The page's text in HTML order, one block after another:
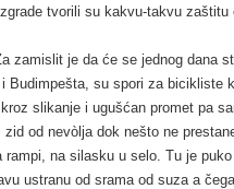
tvorili su kakvu-takvu zaštitu
zamislit je da će se jednog dana
Budimpešta, su spori za bicikliste
slikanje i ugušćan promet pa
od nevòlja dok nešto ne
na silasku u selo. Tu je
ustranu od srama od suza a